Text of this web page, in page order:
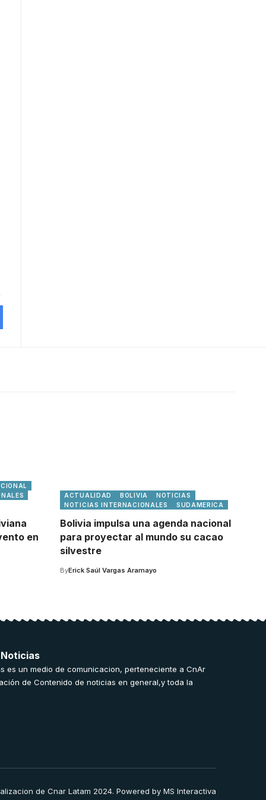
en
ACTUALIDAD BOLIVIA
NOTICIAS
NOTICIAS INTERNACIONALES
SUDAMERICA
Bolivia impulsa una agenda nacional
para proyectar al mundo su cacao
silvestre
ByErick Saúl Vargas Aramayo
es un medio de comunicacion, perteneciente a CnAr
de Contenido de noticias en general,y toda la
de Cnar Latam 2024. Powered by MS Interactiva